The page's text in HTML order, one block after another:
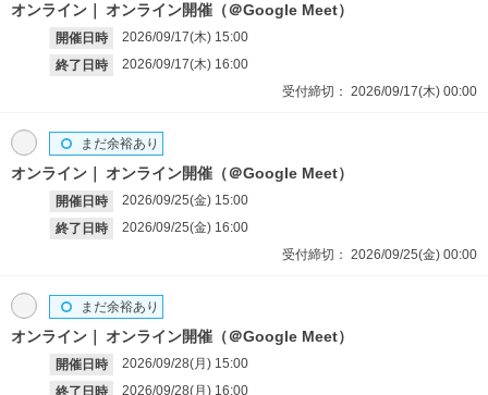
オンライン オンライン開催（＠Google Meet）
開催日時 2026/09/17(木) 15:00
終了日時
2026/09/17(木) 16:00
受付締切： 2026/09/17(木) 00:00
オンライン オンライン開催（＠Google Meet）
開催日時 2026/09/25(金) 15:00
終了日時
2026/09/25(金) 16:00
まだ余裕あり
受付締切： 2026/09/25(金) 00:00
オンライン オンライン開催（＠Google Meet）
開催日時 2026/09/28(月) 15:00
終了日時
2026/09/28(月) 16:00
まだ余裕あり